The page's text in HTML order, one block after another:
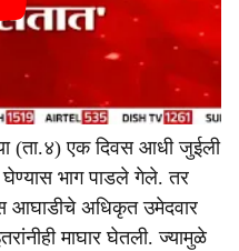
(ता.४) एक दिवस आधी जुईली
घेण्यास भाग पाडले गेले. तर
आघाडीचे अधिकृत उमेदवार
माघार घेतली. ज्यामुळे